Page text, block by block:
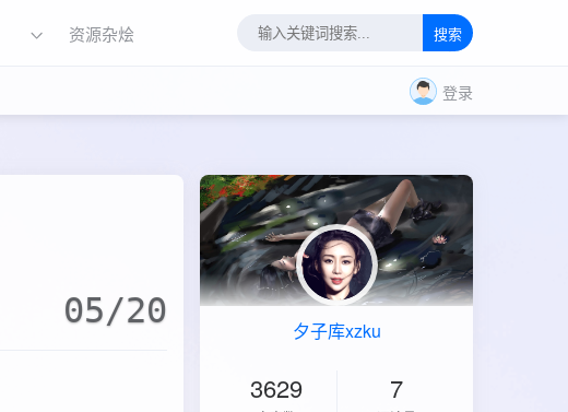
资源杂烩 搜索
登录
05/20 夕子库xzku
3629 7